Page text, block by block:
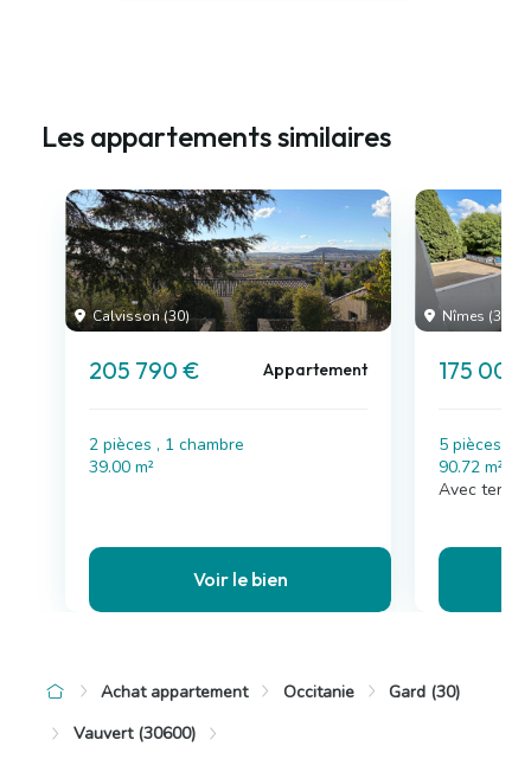
Les appartements similaires
Calvisson (30)
205 790 € Appartement
2 pièces , 1 chambre
39.00 m²
Voir le bien
Nîmes (30)
175
5 pièces , 3
90.72 m²
Avec
Achat appartement Occitanie
Gard (30)
Vauvert (30600)